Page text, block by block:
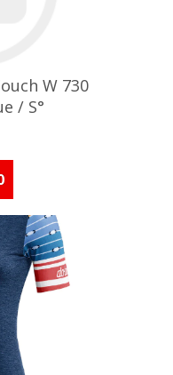
W 730
/ S°
dan 5 stuks